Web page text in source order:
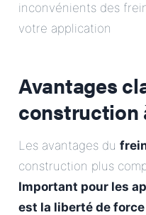
inconvénients des
votre application
Avantages
construction
Les avantages du
construction plus
Important pour les
est la liberté de